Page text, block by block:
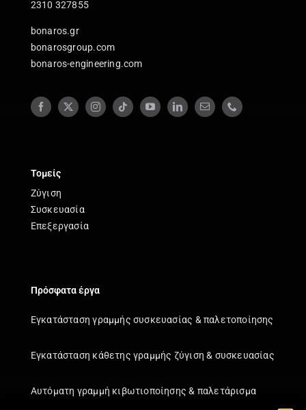
2310 327855
bonaros.gr
bonarosgroup.com
bonaros-engineering.com
Τομείς
Ζύγιση
Συσκευασία
Επεξεργασία
Πρόσφατα έργα
Εγκατάσταση γραμμής συσκευασίας & παλετοποίησης
Εγκατάσταση κάθετης γραμμής ζύγιση & συσκευασίας
Αυτόματη γραμμή κιβωτιοποίησης & παλετάρισμα